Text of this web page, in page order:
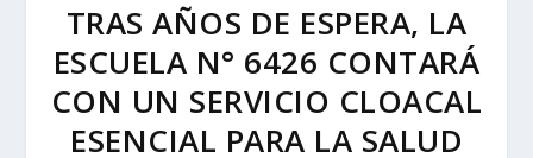
TRAS AÑOS DE ESPERA, LA
ESCUELA N° 6426 CONTARÁ
CON UN SERVICIO CLOACAL
ESENCIAL PARA LA SALUD